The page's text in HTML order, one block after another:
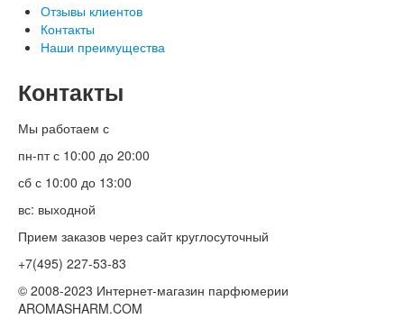
Отзывы клиентов
Контакты
Наши преимущества
Контакты
Мы работаем с
пн-пт с 10:00 до 20:00
сб с 10:00 до 13:00
вс: выходной
Прием заказов через сайт круглосуточный
+7(495) 227-53-83
© 2008-2023 Интернет-магазин парфюмерии
AROMASHARM.COM